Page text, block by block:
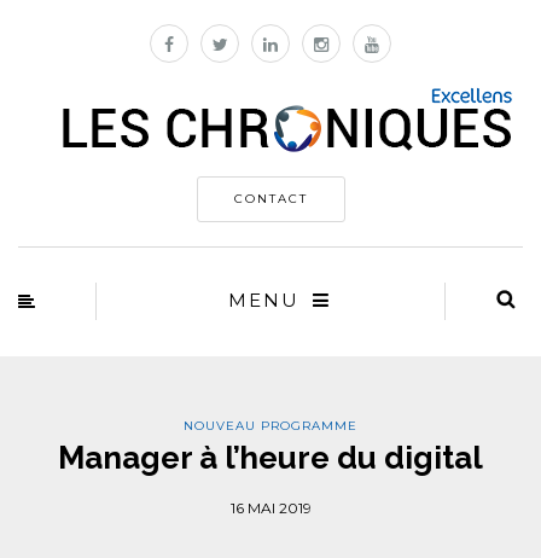
CONTACT
MENU
NOUVEAU PROGRAMME
Manager à l’heure du digital
16 MAI 2019